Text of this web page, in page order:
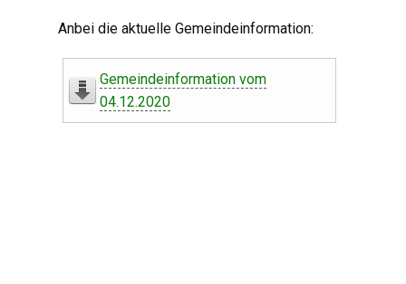
Anbei die aktuelle Gemeindeinformation:
Gemeindeinformation vom
04.12.2020